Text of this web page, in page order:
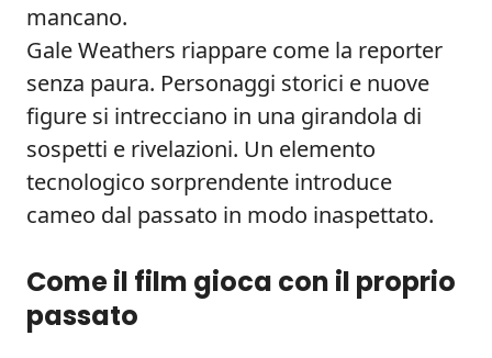
mancano.
Gale Weathers riappare come la reporter
senza paura. Personaggi storici e nuove
figure si intrecciano in una girandola di
sospetti e rivelazioni. Un elemento
tecnologico sorprendente introduce
cameo dal passato in modo inaspettato.
Come il film gioca con il proprio
passato